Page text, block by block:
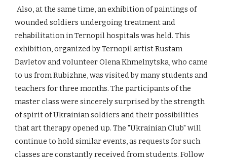
Also, at the same time, an exhibition of paintings of
wounded soldiers undergoing treatment and
rehabilitation in Ternopil hospitals was held. This
exhibition, organized by Ternopil artist Rustam
Davletov and volunteer Olena Khmelnytska, who came
to us from Rubizhne, was visited by many students and
teachers for three months. The participants of the
master class were sincerely surprised by the strength
of spirit of Ukrainian soldiers and their possibilities
that art therapy opened up. The "Ukrainian Club" will
continue to hold similar events, as requests for such
classes are constantly received from students. Follow